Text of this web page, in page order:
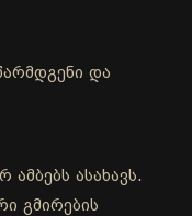
და
ასახავს.
გმირების